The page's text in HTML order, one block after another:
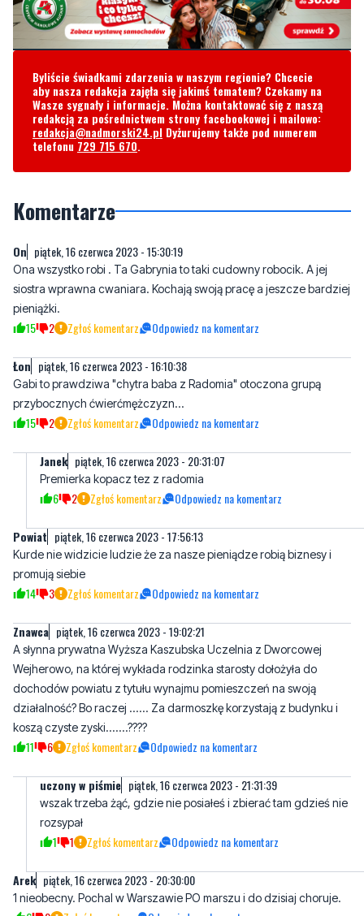
Byliście świadkami zdarzenia w naszym regionie? Chcecie
aby nasza redakcja zajęła się jakimś tematem? Czekamy na
Wasze sygnały i informacje. Można kontaktować się z naszą
redakcja@nadmorski24.plDyżurujemy także pod numerem
telefonu729 715 670.
Komentarze
Ona wszystko robi . Ta Gabrynia to taki cudowny robocik. A jej
pieniążki.
15 2 Zgłoś komentarz Odpowiedz na komentarz
Łon piątek, 16 czerwca 2023 - 16:10:38
Gabi to prawdziwa "chytra baba z Radomia" otoczona grupą
15 2 Zgłoś komentarz Odpowiedz na komentarz
Janek piątek, 16 czerwca 2023 - 20:31:07
Premierka kopacz tez z radomia
Powiat piątek, 16 czerwca 2023 - 17:56:13
Kurde nie widzicie ludzie że za nasze pieniądze robią biznesy i
14 Zgłoś komentarz Odpowiedz na komentarz
Znawca piątek, 16 czerwca 2023 - 19:02:21
A słynna prywatna Wyższa Kaszubska Uczelnia z Dworcowej
dochodów powiatu z tytułu wynajmu pomieszczeń na swoją
działalność? Bo raczej ...... Za darmoszkę korzystają z budynku i
koszą czyste zyski.......????
11 6 Zgłoś komentarz Odpowiedz na komentarz
uczony w piśmie piątek, 16 czerwca 2023 - 21:31:39
wszak trzeba żąć, gdzie nie posiałeś i zbierać tam gdzieś nie
1 1 Zgłoś komentarz Odpowiedz na komentarz
piątek, 16 czerwca 2023 - 20:30:00
1 nieobecny. Pochal w Warszawie PO marszu i do dzisiaj choruje.
Pracownik piątek, 16 czerwca 2023 - 20:58:06